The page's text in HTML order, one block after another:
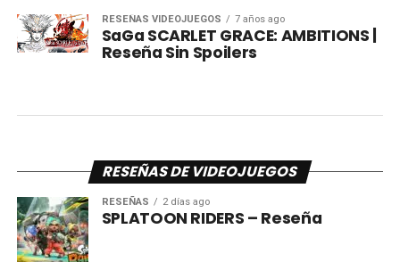
RESEÑAS VIDEOJUEGOS 7 años ago
SaGa SCARLET GRACE: AMBITIONS |
Reseña Sin Spoilers
RESEÑAS DE VIDEOJUEGOS
RESEÑAS 2 días ago
SPLATOON RIDERS – Reseña